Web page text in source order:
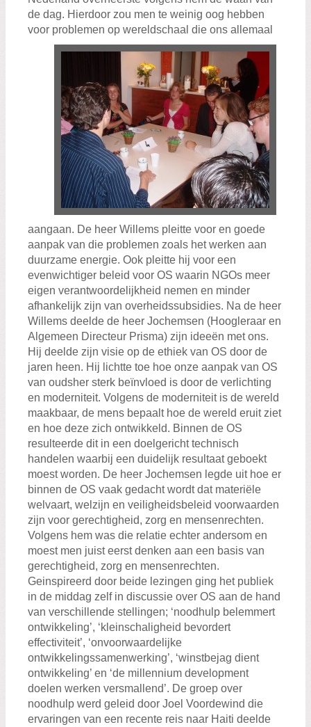
de dag. Hierdoor zou men te weinig oog hebben
voor problemen op wereldschaal die ons allemaal
aangaan. De heer Willems pleitte voor en goede
aanpak van die problemen zoals het werken aan
duurzame energie. Ook pleitte hij voor een
evenwichtiger beleid voor OS waarin NGOs meer
eigen verantwoordelijkheid nemen en minder
afhankelijk zijn van overheidssubsidies. Na de heer
Willems deelde de heer Jochemsen (Hoogleraar en
Algemeen Directeur Prisma) zijn ideeën met ons.
Hij deelde zijn visie op de ethiek van OS door de
jaren heen. Hij lichtte toe hoe onze aanpak van OS
van oudsher sterk beïnvloed is door de verlichting
en moderniteit. Volgens de moderniteit is de wereld
maakbaar, de mens bepaalt hoe de wereld eruit ziet
en hoe deze zich ontwikkeld. Binnen de OS
resulteerde dit in een doelgericht technisch
handelen waarbij een duidelijk resultaat geboekt
moest worden. De heer Jochemsen legde uit hoe er
binnen de OS vaak gedacht wordt dat materiële
welvaart, welzijn en veiligheidsbeleid voorwaarden
zijn voor gerechtigheid, zorg en mensenrechten.
Volgens hem was die relatie echter andersom en
moest men juist eerst denken aan een basis van
gerechtigheid, zorg en mensenrechten.
Geinspireerd door beide lezingen ging het publiek
in de middag zelf in discussie over OS aan de hand
van verschillende stellingen; ‘noodhulp belemmert
ontwikkeling’, ‘kleinschaligheid bevordert
effectiviteit’, ‘onvoorwaardelijke
ontwikkelingssamenwerking’, ‘winstbejag dient
ontwikkeling’ en ‘de millennium development
doelen werken versmallend’. De groep over
noodhulp werd geleid door Joel Voordewind die
ervaringen van een recente reis naar Haiti deelde